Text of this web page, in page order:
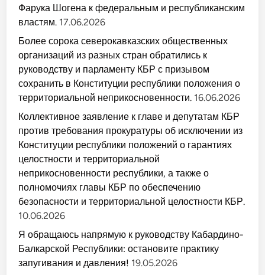
Фарука Шогена к федеральным и республиканским
властям. 17.06.2026
Более сорока северокавказских общественных
организаций из разных стран обратились к
руководству и парламенту КБР с призывом
сохранить в Конституции республики положения о
территориальной неприкосновенности. 16.06.2026
Коллективное заявление к главе и депутатам КБР
против требования прокуратуры об исключении из
Конституции республики положений о гарантиях
целостности и территориальной
неприкосновенности республики, а также о
полномочиях главы КБР по обеспечению
безопасности и территориальной целостности КБР.
10.06.2026
Я обращаюсь напрямую к руководству Кабардино-
Балкарской Республики: остановите практику
запугивания и давления! 19.05.2026